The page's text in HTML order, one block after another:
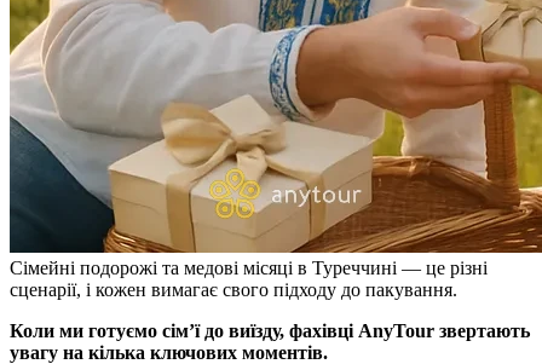
Сімейні подорожі та медові місяці в Туреччині — це різні
сценарії, і кожен вимагає свого підходу до пакування.
Коли ми готуємо сім’ї до виїзду, фахівці AnyTour звертають
увагу на кілька ключових моментів.